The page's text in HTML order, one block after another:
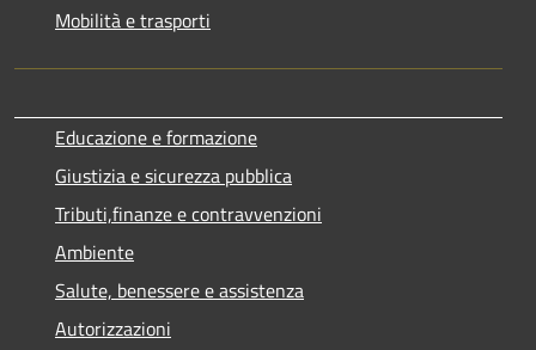
Mobilità e trasporti
Educazione e formazione
Giustizia e sicurezza pubblica
Tributi,finanze e contravvenzioni
Ambiente
Salute, benessere e assistenza
Autorizzazioni